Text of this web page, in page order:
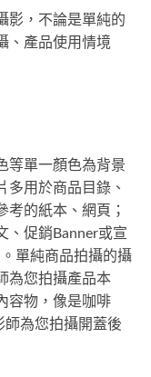
影，不論是單純的
、產品使用情境
等單一顏色為背景
多用於商品目錄、
考的紙本、網頁；
、促銷Banner或宣
單純商品拍攝的攝
為您拍攝產品本
容物，像是咖啡
師為您拍攝開蓋後